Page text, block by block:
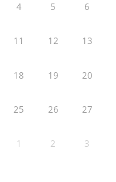
4 5 6
11 12 13
18 19 20
25 26 27
1 2 3